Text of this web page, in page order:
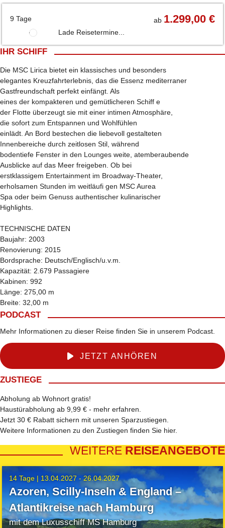
9 Tage ab 1.299,00 €
Lade Reisetermine...
IHR SCHIFF
Die MSC Lirica bietet ein klassisches und besonders
elegantes Kreuzfahrterlebnis, das die Essenz mediterraner
Gastfreundschaft perfekt einfängt. Als
eines der kompakteren und gemütlicheren Schiff e
der Flotte überzeugt sie mit einer intimen Atmosphäre,
die sofort zum Entspannen und Wohlfühlen
einlädt. An Bord bestechen die liebevoll gestalteten
Innenbereiche durch zeitlosen Stil, während
bodentiefe Fenster in den Lounges weite, atemberaubende
Ausblicke auf das Meer freigeben. Ob bei
erstklassigem Entertainment im Broadway-Theater,
erholsamen Stunden im weitläufi gen MSC Aurea
Spa oder beim Genuss authentischer kulinarischer
Highlights.
TECHNISCHE DATEN
Baujahr: 2003
Renovierung: 2015
Bordsprache: Deutsch/Englisch/u.v.m.
Kapazität: 2.679 Passagiere
Kabinen: 992
Länge: 275,00 m
Breite: 32,00 m
PODCAST
Mehr Informationen zu dieser Reise finden Sie in unserem Podcast.
JETZT ANHÖREN
ZUSTIEGE
Abholung ab Wohnort gratis!
Haustürabholung ab 9,99 € - mehr erfahren
Jetzt 30 € Rabatt sichern mit unseren Sparzustiegen
Weitere Informationen zu den Zustiegen finden Sie hier.
WEITERE REISEANGEBOTE
14 Tage | 13.04.2027 - 26.04.2027
Azoren, Scilly-Inseln & England –
Atlantikreise nach Hamburg
mit dem Luxusschiff MS Hamburg